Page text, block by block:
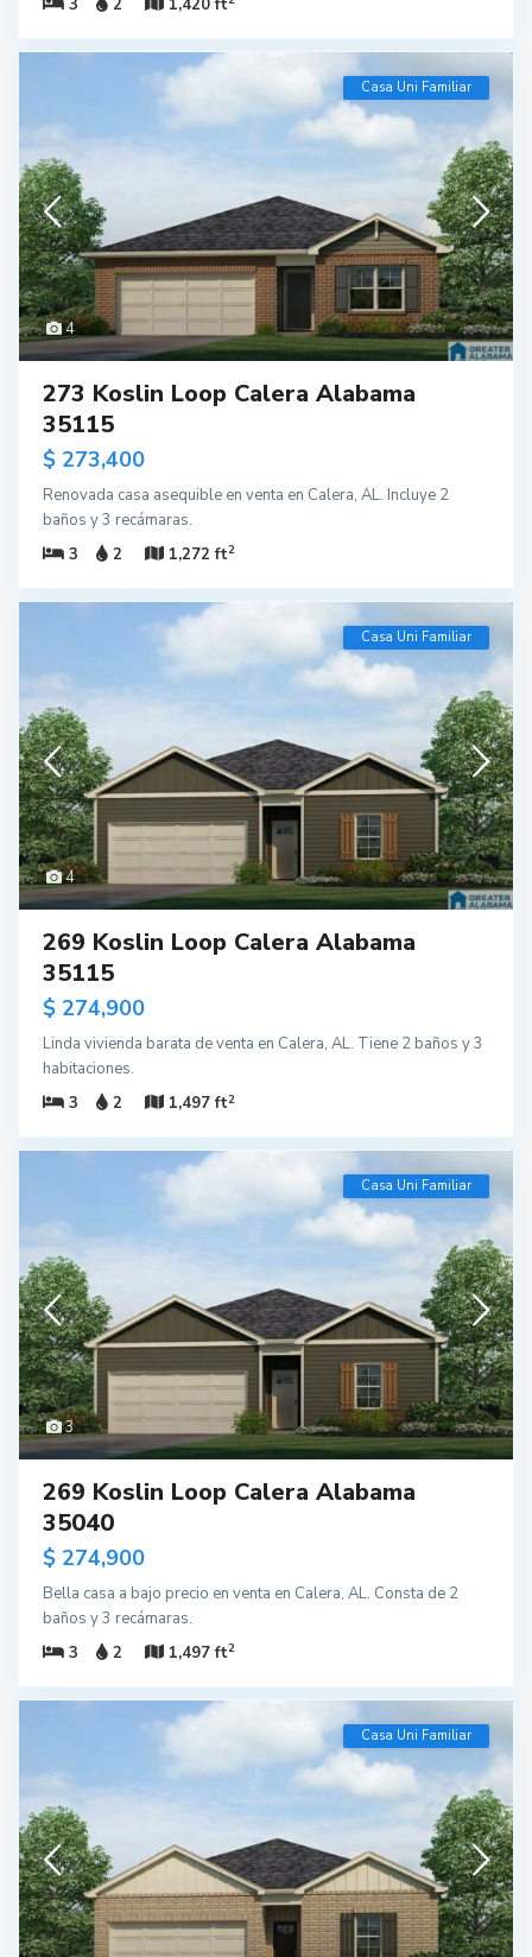
3 2 1,420 ft
4
Casa Uni Familiar
273 Koslin Loop Calera Alabama
35115
$ 273,400
Renovada casa asequible en venta en Calera, AL. Incluye 2
baños y 3 recámaras.
3
2 1,272 ft2
4
Casa Uni Familiar
269 Koslin Loop Calera Alabama
35115
$ 274,900
Linda vivienda barata de venta en Calera, AL. Tiene 2 baños y 3
habitaciones.
3
2 1,497 ft2
3
Casa Uni Familiar
269 Koslin Loop Calera Alabama
35040
$ 274,900
Bella casa a bajo precio en venta en Calera, AL. Consta de 2
baños y 3 recámaras.
3
2 1,497 ft2
Casa Uni Familiar